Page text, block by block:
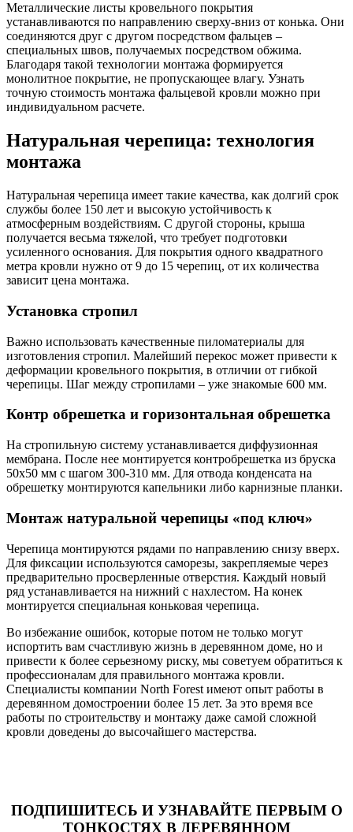
Металлические листы кровельного покрытия
устанавливаются по направлению сверху-вниз от конька. Они
соединяются друг с другом посредством фальцев –
специальных швов, получаемых посредством обжима.
Благодаря такой технологии монтажа формируется
монолитное покрытие, не пропускающее влагу. Узнать
точную стоимость монтажа фальцевой кровли можно при
индивидуальном расчете.
Натуральная черепица: технология
монтажа
Натуральная черепица имеет такие качества, как долгий срок
службы более 150 лет и высокую устойчивость к
атмосферным воздействиям. С другой стороны, крыша
получается весьма тяжелой, что требует подготовки
усиленного основания. Для покрытия одного квадратного
метра кровли нужно от 9 до 15 черепиц, от их количества
зависит цена монтажа.
Установка стропил
Важно использовать качественные пиломатериалы для
изготовления стропил. Малейший перекос может привести к
деформации кровельного покрытия, в отличии от гибкой
черепицы. Шаг между стропилами – уже знакомые 600 мм.
Контр обрешетка и горизонтальная обрешетка
На стропильную систему устанавливается диффузионная
мембрана. После нее монтируется контробрешетка из бруска
50х50 мм с шагом 300-310 мм. Для отвода конденсата на
обрешетку монтируются капельники либо карнизные планки.
Монтаж натуральной черепицы «под ключ»
Черепица монтируются рядами по направлению снизу вверх.
Для фиксации используются саморезы, закрепляемые через
предварительно просверленные отверстия. Каждый новый
ряд устанавливается на нижний с нахлестом. На конек
монтируется специальная коньковая черепица.
Во избежание ошибок, которые потом не только могут
испортить вам счастливую жизнь в деревянном доме, но и
привести к более серьезному риску, мы советуем обратиться к
профессионалам для правильного монтажа кровли.
Специалисты компании North Forest имеют опыт работы в
деревянном домостроении более 15 лет. За это время все
работы по строительству и монтажу даже самой сложной
кровли доведены до высочайшего мастерства.
ПОДПИШИТЕСЬ И УЗНАВАЙТЕ ПЕРВЫМ О
ТОНКОСТЯХ В ДЕРЕВЯННОМ